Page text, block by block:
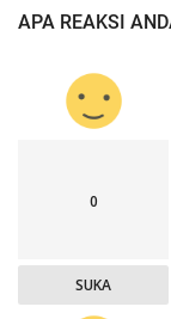
APA REAKSI
0
SUKA